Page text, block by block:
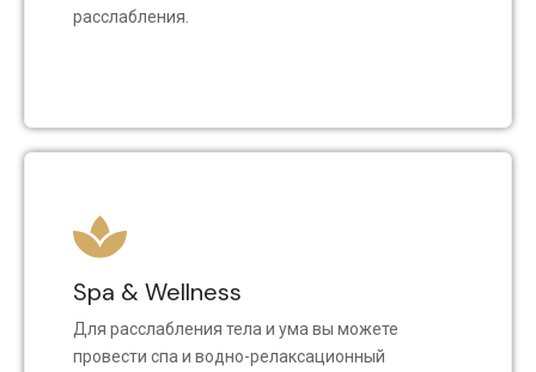
расслабления.
Spa & Wellness
Для расслабления тела и ума вы можете
провести спа и водно-релаксационный